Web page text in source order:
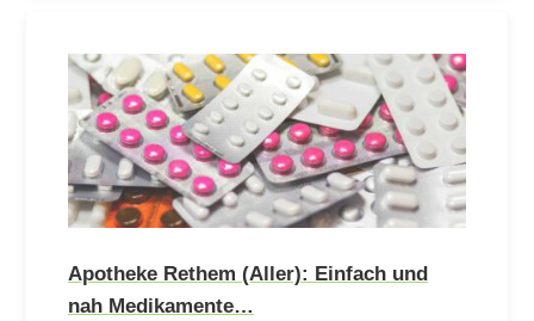
Apotheke Rethem (Aller): Einfach und
nah Medikamente…